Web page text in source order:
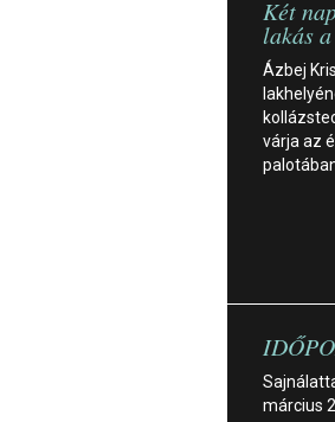
Két
lakás
Ázbej
várja az
március